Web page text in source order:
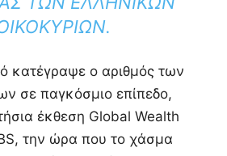
κατέγραψε ο αριθμός των
σε παγκόσμιο επίπεδο,
έκθεση Global Wealth
την ώρα που το χάσμα